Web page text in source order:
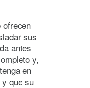
ofrecen
sus
antes
y,
en
que su